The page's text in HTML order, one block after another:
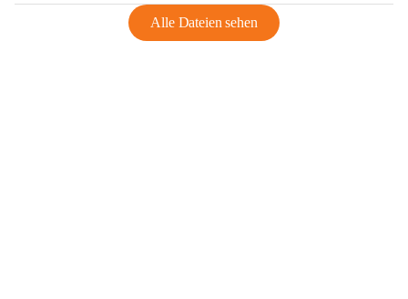
Alle Dateien sehen